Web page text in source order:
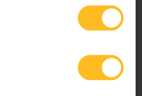
die Spitze des